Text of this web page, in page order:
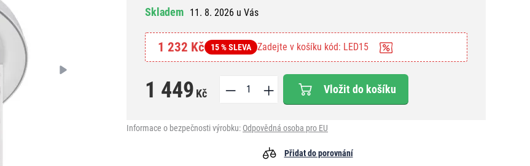
Skladem 11. 8. 2026 u Vás
1 232 Kč 15 % SLEVA Zadejte v košíku kód: LED15
1 449 Kč Vložit do košíku
Informace o bezpečnosti výrobku: Odpovědná osoba pro EU
Přidat do porovnání